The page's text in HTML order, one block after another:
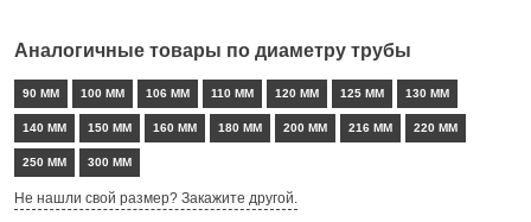
Аналогичные товары по диаметру трубы
90 ММ 100 ММ 106 ММ 110 ММ 120 ММ 125 ММ 130 ММ
140 ММ 150 ММ 160 ММ 180 ММ 200 ММ 216 ММ 220 ММ
250 ММ 300 ММ
Не нашли свой размер? Закажите другой.